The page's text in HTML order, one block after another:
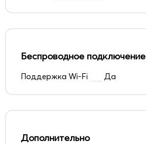
Беспроводное подключение
Поддержка Wi-Fi Да
Дополнительно